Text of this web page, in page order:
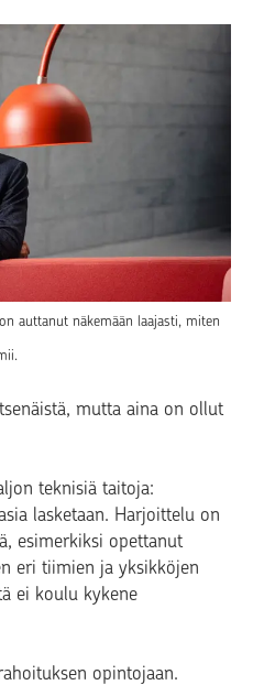
auttanut näkemään laajasti, miten
mutta aina on ollut
teknisiä taitoja:
lasketaan. Harjoittelu on
esimerkiksi opettanut
eri tiimien ja yksikköjen
ei koulu kykene
opintojaan.